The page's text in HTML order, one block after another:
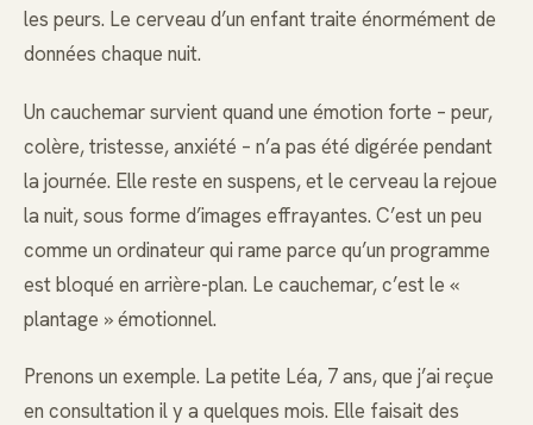
les peurs. Le cerveau d’un enfant traite énormément de
données chaque nuit.
Un cauchemar survient quand une émotion forte – peur,
colère, tristesse, anxiété – n’a pas été digérée pendant
la journée. Elle reste en suspens, et le cerveau la rejoue
la nuit, sous forme d’images effrayantes. C’est un peu
comme un ordinateur qui rame parce qu’un programme
est bloqué en arrière-plan. Le cauchemar, c’est le «
plantage » émotionnel.
Prenons un exemple. La petite Léa, 7 ans, que j’ai reçue
en consultation il y a quelques mois. Elle faisait des